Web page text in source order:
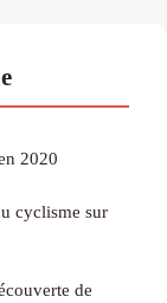
2020
cyclisme sur
de